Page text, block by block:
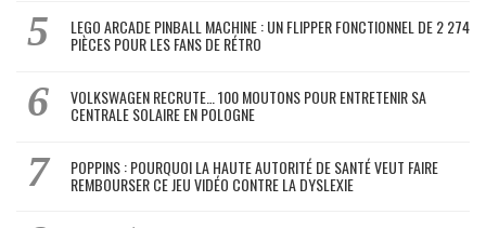
LEGO ARCADE PINBALL MACHINE : UN FLIPPER FONCTIONNEL DE 2 274
PIÈCES POUR LES FANS DE RÉTRO
VOLKSWAGEN RECRUTE… 100 MOUTONS POUR ENTRETENIR SA
CENTRALE SOLAIRE EN POLOGNE
POPPINS : POURQUOI LA HAUTE AUTORITÉ DE SANTÉ VEUT FAIRE
REMBOURSER CE JEU VIDÉO CONTRE LA DYSLEXIE